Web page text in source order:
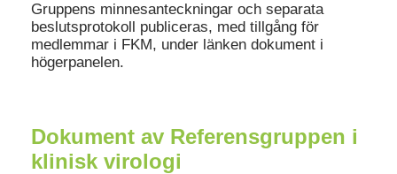
Gruppens minnesanteckningar och separata
beslutsprotokoll publiceras, med tillgång för
medlemmar i FKM, under länken dokument i
högerpanelen.
Dokument av Referensgruppen i
klinisk virologi